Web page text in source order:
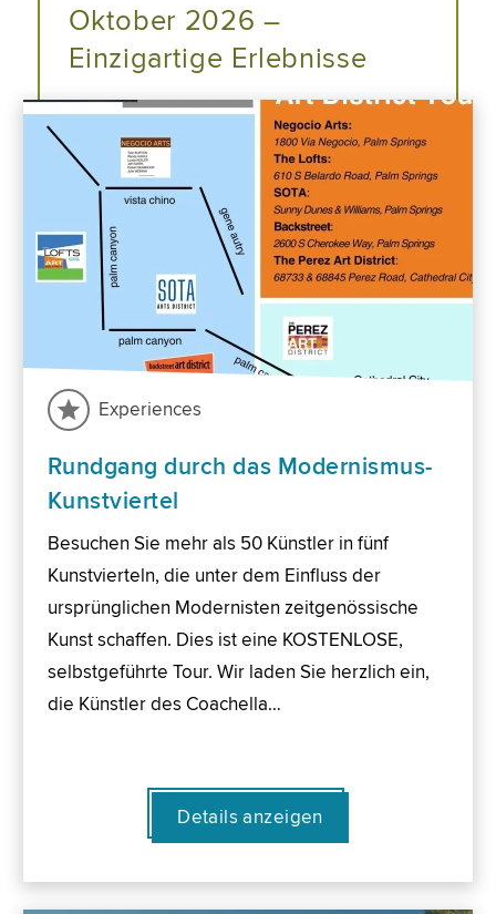
Oktober 2026 –
Einzigartige Erlebnisse
Experiences
Rundgang durch das Modernismus-
Kunstviertel
Besuchen Sie mehr als 50 Künstler in fünf
Kunstvierteln, die unter dem Einfluss der
ursprünglichen Modernisten zeitgenössische
Kunst schaffen. Dies ist eine KOSTENLOSE,
selbstgeführte Tour. Wir laden Sie herzlich ein,
die Künstler des Coachella…
Details anzeigen